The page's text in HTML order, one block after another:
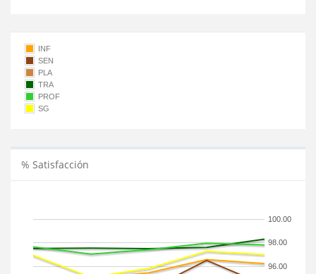
INF
SEN
PLA
TRA
PROF
SG
% Satisfacción
96.00
98.00
100.00